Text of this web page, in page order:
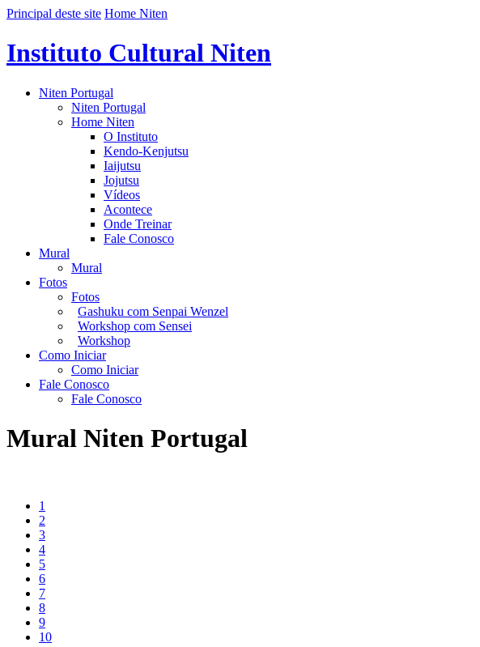
Principal deste site Home Niten
Instituto Cultural Niten
Niten Portugal
Niten Portugal
Home Niten
O Instituto
Kendo-Kenjutsu
Iaijutsu
Jojutsu
Vídeos
Acontece
Onde Treinar
Fale Conosco
Mural
Mural
Fotos
Fotos
Gashuku com Senpai Wenzel
Workshop com Sensei
Workshop
Como Iniciar
Como Iniciar
Fale Conosco
Fale Conosco
Mural Niten Portugal
1
2
3
4
5
6
7
8
9
10